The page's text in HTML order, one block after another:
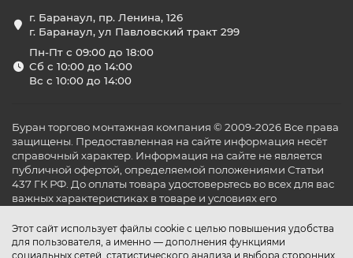
Этот сайт использует файлы cookie с целью повышения удобства
для пользователя, а именно — дополнения функциями
социальных сетей, статистического анализа и выбора сторонних
г. Баранаул, пр. Ленина, 126
г. Баранаул, ул Павловский тракт 299
Пн-Пт с 09:00 до 18:00
Сб с 10:00 до 14:00
Вс с 10:00 до 14:00
Буран торгово монтажная компания © 2009-2026 Все права
защищены. Предоставленная на сайте информация несёт
справочный характер. Информация на сайте не является
публичной офертой, определяемой положениями Статьи
437 ГК РФ. До оплаты товара удостоверьтесь во всех для вас
важных характеристиках в товаре и условиях его